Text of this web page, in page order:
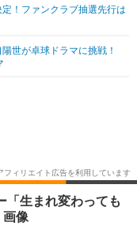
その他
その他
！ファンクラブ抽選先行は
世が卓球ドラマに挑戦！
「生まれ変わっても
像